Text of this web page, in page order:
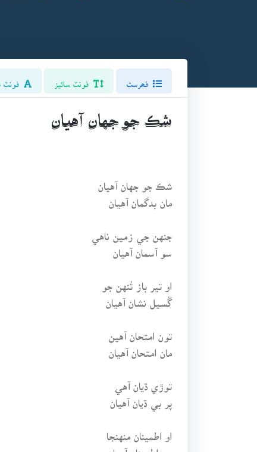
فونٽ سائيز فونٽ
شڪ جو جهان آهيان
شڪ جو جهان آهيان
مان بدگمان آهيان
جنهن جي زمين ناهي
سو آسمان آهيان
او تير باز تُنهن جو
گُسيل نشان آهيان
تون امتحان آهين
مان امتحان آهيان
توڙي ڌيان آهي
پر بي ڌيان آهيان
او اطمينان منهنجا
بي اطمينان آهيان